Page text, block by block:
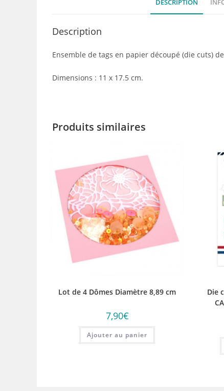
DESCRIPTION
Description
Ensemble de tags en papier découpé (die cuts)
Dimensions : 11 x 17.5 cm.
Produits similaires
Lot de 4 Dômes Diamètre 8,89 cm
7,90€
Ajouter au panier
Die